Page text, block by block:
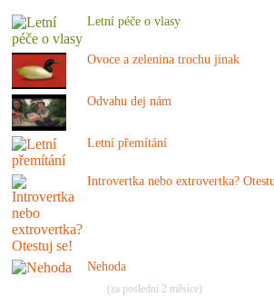
Letní péče o vlasy
Ovoce a zelenina trochu jinak
Odvahu dej nám
Letní přemítání
Introvertka nebo extrovertka?
Nehoda
(za poslední 2 měsíce)